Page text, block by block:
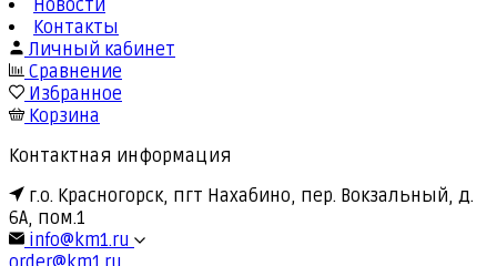
Новости
Контакты
Личный кабинет
Сравнение
Избранное
Корзина
Контактная информация
г.о. Красногорск, пгт Нахабино, пер. Вокзальный, д.
6А, пом.1
info@km1.ru